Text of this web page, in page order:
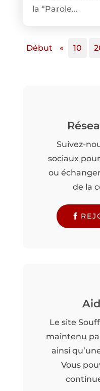
la “Parole...
Début « 10
Suivez-
sociaux
ou
de la
Le site
maintenu
ainsi
Vous